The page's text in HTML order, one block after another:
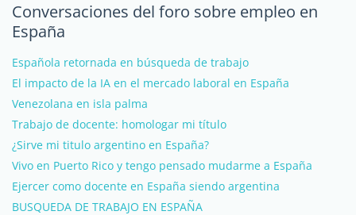
Conversaciones del foro sobre empleo en
España
Española retornada en búsqueda de trabajo
El impacto de la IA en el mercado laboral en España
Venezolana en isla palma
Trabajo de docente: homologar mi título
¿Sirve mi titulo argentino en España?
Vivo en Puerto Rico y tengo pensado mudarme a España
Ejercer como docente en España siendo argentina
BUSQUEDA DE TRABAJO EN ESPAÑA